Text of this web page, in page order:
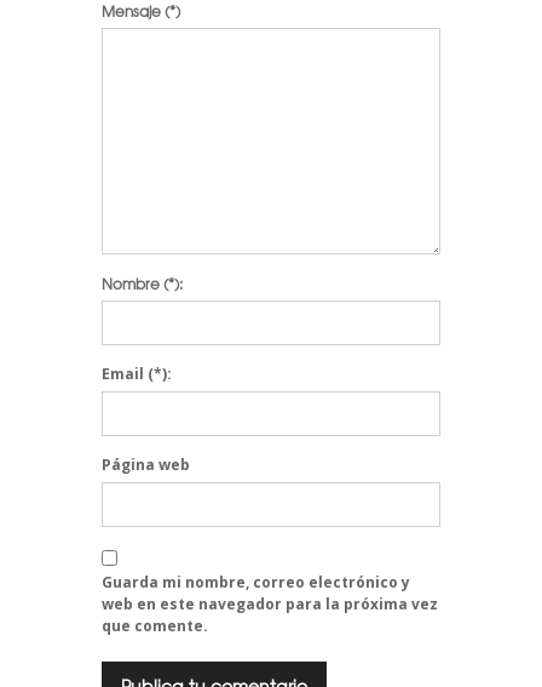
Mensaje(*)
Nombre(*):
Email (*):
Página web
Guarda mi nombre, correo electrónico y
web en este navegador para la próxima vez
que comente.